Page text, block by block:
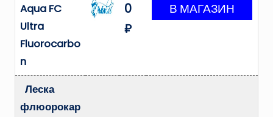
Aqua FC
Ultra
Fluorocarbo
n
0
₽
Леска
флюорокар